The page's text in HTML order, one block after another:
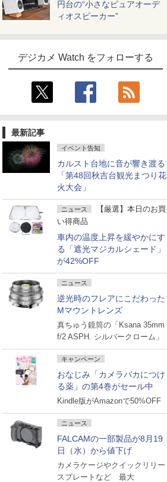
円台の“小さなピュアオーデ
ィオスピーカー”
デジカメ Watch をフォローする
最新記事
イベント告知
カルスト台地に音が響き渡る
「第48回秋吉台観光まつり花
火大会」
ニュース
【厳選】本日のお買
い得商品
車内の温度上昇を緩やかにす
る「遮光マジカルシェード」
が42%OFF
ニュース
逆光時のフレアにこだわった
Mマウントレンズ
真ちゅう鏡筒の「Ksana 35mm
f/2 ASPH. シルバークローム」
キャンペーン
おなじみ「カメラバカにつけ
る薬」の第4巻がセール中
Kindle版がAmazonで50%OFF
ニュース
FALCAMの一部製品が8月19
日（水）から値下げ
カメラケージやクイックリリー
スプレートなど 最大